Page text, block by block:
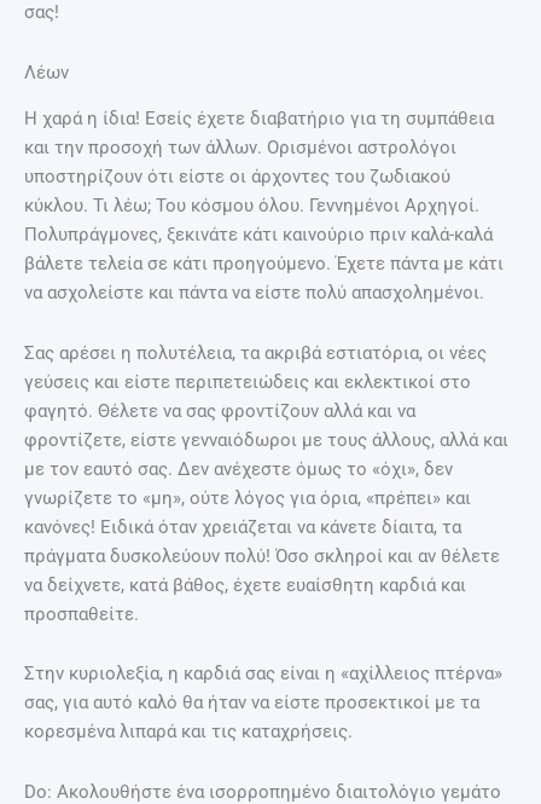
σας!
Λέων
Η χαρά η ίδια! Εσείς έχετε διαβατήριο για τη συμπάθεια
και την προσοχή των άλλων. Ορισμένοι αστρολόγοι
υποστηρίζουν ότι είστε οι άρχοντες του ζωδιακού
κύκλου. Τι λέω; Του κόσμου όλου. Γεννημένοι Αρχηγοί.
Πολυπράγμονες, ξεκινάτε κάτι καινούριο πριν καλά-καλά
βάλετε τελεία σε κάτι προηγούμενο. Έχετε πάντα με κάτι
να ασχολείστε και πάντα να είστε πολύ απασχολημένοι.
Σας αρέσει η πολυτέλεια, τα ακριβά εστιατόρια, οι νέες
γεύσεις και είστε περιπετειώδεις και εκλεκτικοί στο
φαγητό. Θέλετε να σας φροντίζουν αλλά και να
φροντίζετε, είστε γενναιόδωροι με τους άλλους, αλλά και
με τον εαυτό σας. Δεν ανέχεστε όμως το «όχι», δεν
γνωρίζετε το «μη», ούτε λόγος για όρια, «πρέπει» και
κανόνες! Ειδικά όταν χρειάζεται να κάνετε δίαιτα, τα
πράγματα δυσκολεύουν πολύ! Όσο σκληροί και αν θέλετε
να δείχνετε, κατά βάθος, έχετε ευαίσθητη καρδιά και
προσπαθείτε.
Στην κυριολεξία, η καρδιά σας είναι η «αχίλλειος πτέρνα»
σας, για αυτό καλό θα ήταν να είστε προσεκτικοί με τα
κορεσμένα λιπαρά και τις καταχρήσεις.
Do: Ακολουθήστε ένα ισορροπημένο διαιτολόγιο γεμάτο